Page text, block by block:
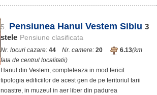
5. Pensiunea Hanul Vestem Sibiu 3
stele Pensiune clasificata
Nr. locuri cazare: 44 Nr. camere: 20 6.13(km
fata de centrul localitatii)
Hanul din Vestem, completeaza in mod fericit
tipologia edificiilor de acest gen de pe teritoriul tarii
noastre, in muzeul in aer liber din padurea